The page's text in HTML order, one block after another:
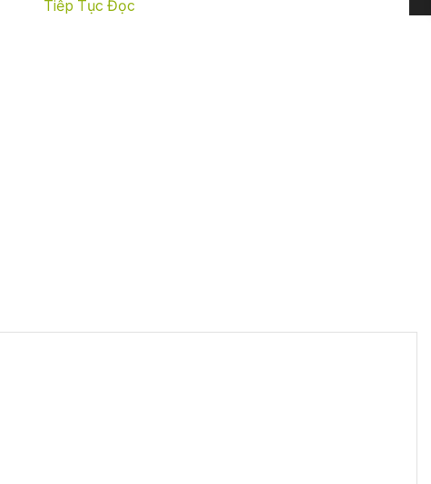
Tiếp Tục Đọc